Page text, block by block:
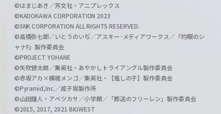
©はまじあき／芳文社・アニプレックス
©KADOKAWA CORPORATION 2023
©SNK CORPORATION ALL RIGHTS RESERVED.
©高橋弥七郎／いとうのいぢ／アスキー･メディアワークス／『灼眼のシ
ャナF』製作委員会
©PROJECT YOHANE
©矢吹健太朗／集英社・あやかしトライアングル製作委員会
©赤坂アカ×横槍メンゴ／集英社・【推しの子】製作委員会
©Pyramid,Inc.／成子坂製作所
©山田鐘人・アベツカサ／小学館／「葬送のフリーレン」製作委員会
©2015, 2017, 2021 BIGWEST